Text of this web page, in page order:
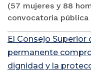
(57 mujeres y 88
convocatoria pública
El Consejo Superior
permanente
dignidad y la